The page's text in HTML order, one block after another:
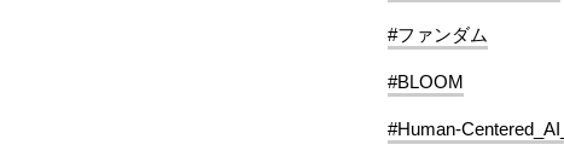
#ファンダム
#BLOOM
#Human-